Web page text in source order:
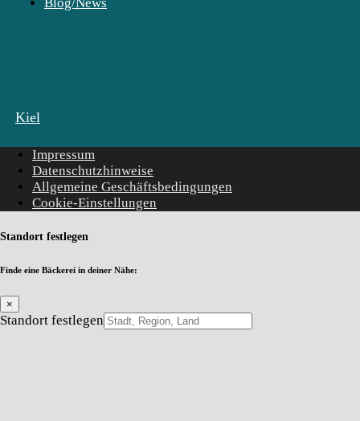
Blog/News
Kiel
Impressum
Datenschutzhinweise
Allgemeine Geschäftsbedingungen
Cookie-Einstellungen
Standort festlegen
Finde eine Bäckerei in deiner Nähe:
×
Standort festlegen